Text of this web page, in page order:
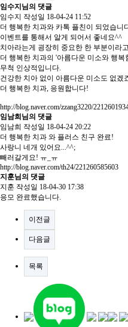
임수지님의 댓글
임수지 작성일 18-04-24 11:52
더 행복한 치과와 카톡 플친이 되었습니
이벤트를 통해서 알게 되어서 좋네요^^
치아라는게 굉장히 중요한 한 부분이라
더 행복한 치과의 '아름다운 미소와 행
무척 인상적입니다.
건강한 치아 없이 아름다운 미소도 없겠
더 행복한 치과, 응원합니다!
http://blog.naver.com/zzang3220/
임남희님의 댓글
임남희 작성일 18-04-24 20:22
더 행복한 치과 와 플러스 친구 완료!
사랑니 네개 있어요...^^;
빼러갈게요! ㅠ_ㅠ
http://blog.naver.com/th24/221260585603
지훈님의 댓글
지훈 작성일 18-04-30 17:38
응모 완료했습니다.
이전글
다음글
목록